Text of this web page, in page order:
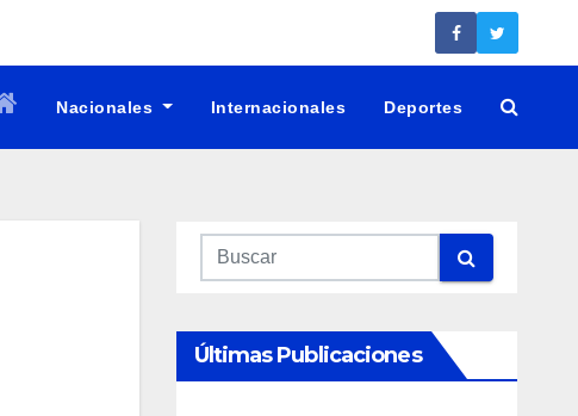
Nacionales Internacionales Deportes
Últimas Publicaciones